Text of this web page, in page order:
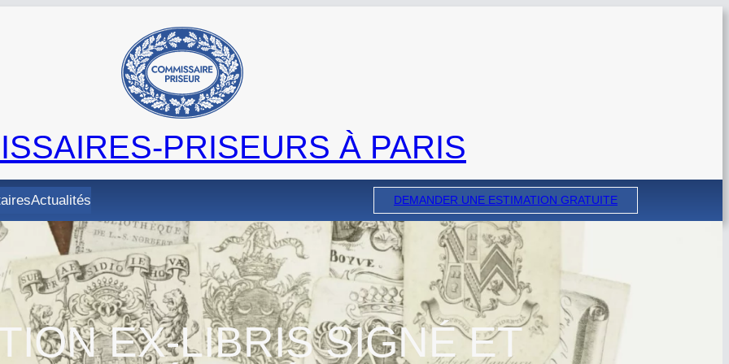
PRISEURS À PARIS
Actualités DEMANDER UNE ESTIMATION GRATUITE
EX-LIBRIS SIGNÉ ET